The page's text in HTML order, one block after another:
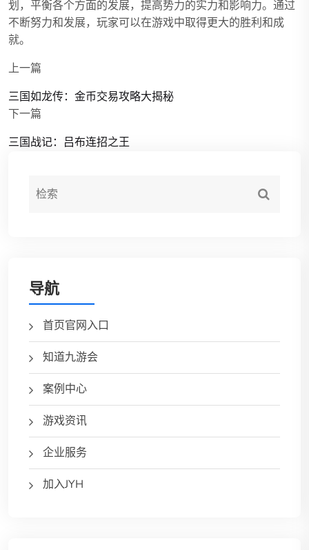
划，平衡各个方面的发展，提高势力的实力和影响力。通过
不断努力和发展，玩家可以在游戏中取得更大的胜利和成
就。
上一篇
三国如龙传：金币交易攻略大揭秘
下一篇
三国战记：吕布连招之王
导航
首页官网入口
知道九游会
案例中心
游戏资讯
企业服务
加入JYH